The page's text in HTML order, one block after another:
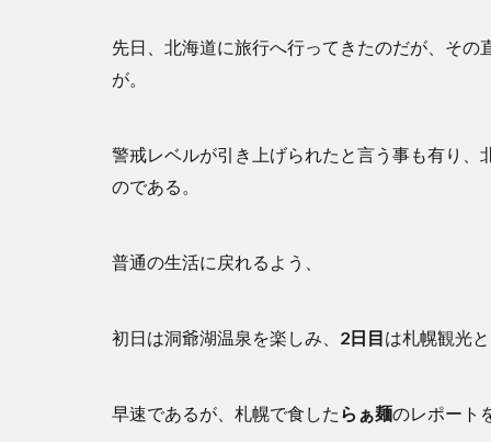
先日、北海道に旅行へ行ってきたのだが、そ
が。
警戒レベルが引き上げられたと言う事も有り
のである。
普通の生活に戻れるよう、
初日は洞爺湖温泉を楽しみ、 2日目は札幌観光
早速であるが、札幌で食した らぁ麺のレポート